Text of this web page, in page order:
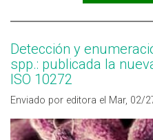
ANTIMICROBIANO
Detección y
spp.: publicada la
ISO 10272
Enviado por editora el Mar, 02/